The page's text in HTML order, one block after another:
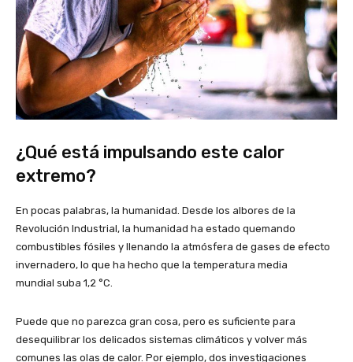
¿Qué está impulsando este calor
extremo?
En pocas palabras, la humanidad. Desde los albores de la
Revolución Industrial, la humanidad ha estado quemando
combustibles fósiles y llenando la atmósfera de gases de efecto
invernadero, lo que ha hecho que la temperatura media
mundial suba 1,2 °C.
Puede que no parezca gran cosa, pero es suficiente para
desequilibrar los delicados sistemas climáticos y volver más
comunes las olas de calor. Por ejemplo, dos investigaciones